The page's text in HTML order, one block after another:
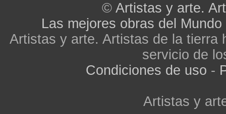
© Artistas y arte.
Las mejores obras del Mundo
Artistas y arte. Artistas de la tierra
servicio de
Condiciones de uso -
Artistas y